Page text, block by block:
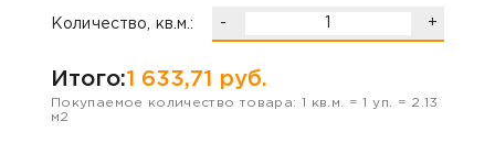
Количество, кв.м.: - +
Итого:1 633,71 руб.
Покупаемое количество товара: 1 кв.м. =1 уп. = 2.13
м2